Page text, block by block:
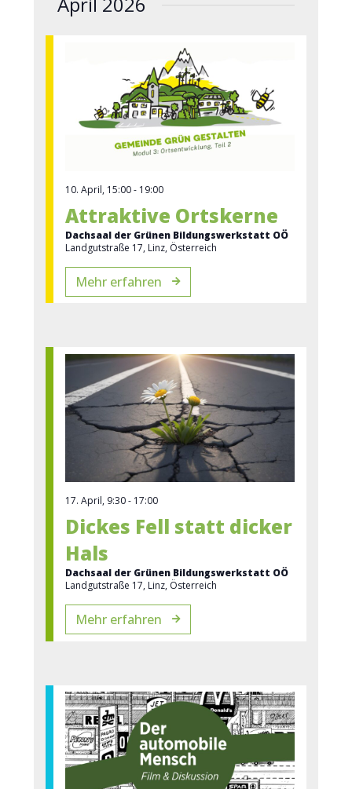
10. April, 15:00- 19:00
Attraktive Ortskerne
Dachsaal der Grünen Bildungswerkstatt OÖ
Landgutstraße 17, Linz, Österreich
Mehr erfahren
17. April, 9:30- 17:00
Dickes Fell statt dicker
Hals
Dachsaal der Grünen Bildungswerkstatt OÖ
Landgutstraße 17, Linz, Österreich
Mehr erfahren